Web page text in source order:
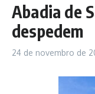
Abadia de
despedem
24 de novembro de